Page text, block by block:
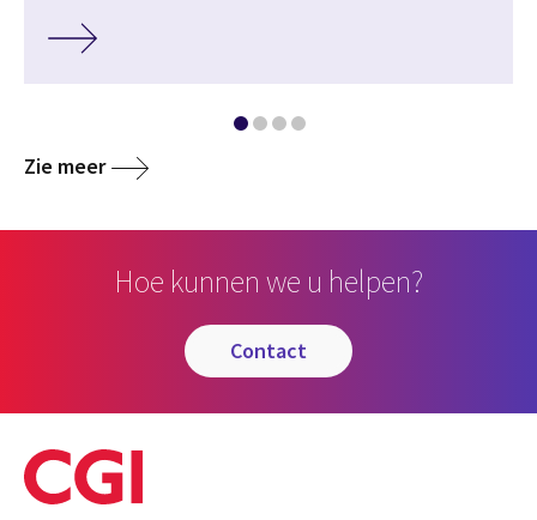
Zie meer
Hoe kunnen we u helpen?
contact